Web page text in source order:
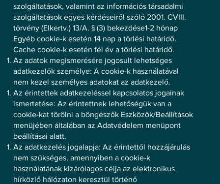
szolgáltatások, valamint az információs társadalmi
szolgáltatások egyes kérdéseiről szóló 2001. CVIII.
törvény (Elkertv.) 13/A. § (3) bekezdése1-2 hónap
Egyéb cookie-k esetén 14 nap a törlési határidő.
Cache cookie-k esetén fél év a törlési határidő.
Az adatok megismerésére jogosult lehetséges
adatkezelők személye: A cookie-k használatával
nem kezel személyes adatokat az adatkezelő.
Az érintettek adatkezeléssel kapcsolatos jogainak
ismertetése: Az érintettnek lehetőségük van a
cookie-kat törölni a böngészők Eszközök/Beállítások
menüjében általában az Adatvédelem menüpont
beállításai alatt.
Az adatkezelés jogalapja: Az érintettől hozzájárulás
nem szükséges, amennyiben a cookie-k
használatának kizárólagos célja az elektronikus
hírközlő hálózaton keresztül történő